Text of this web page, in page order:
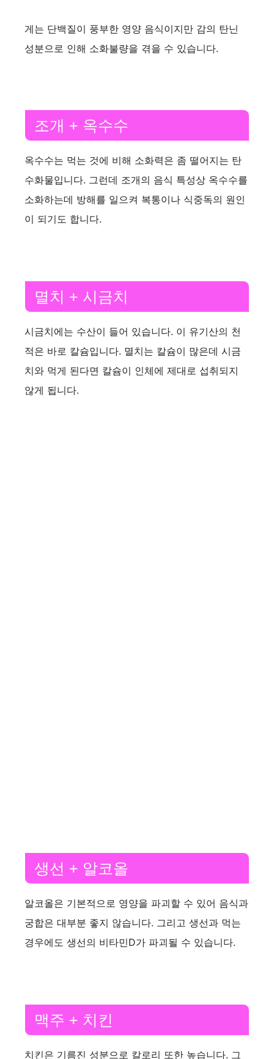
게는 단백질이 풍부한 영양 음식이지만 감의 탄닌
성분으로 인해 소화불량을 겪을 수 있습니다.
조개 + 옥수수
옥수수는 먹는 것에 비해 소화력은 좀 떨어지는 탄
수화물입니다. 그런데 조개의 음식 특성상 옥수수를
소화하는데 방해를 일으켜 복통이나 식중독의 원인
이 되기도 합니다.
멸치 + 시금치
시금치에는 수산이 들어 있습니다. 이 유기산의 천
적은 바로 칼슘입니다. 멸치는 칼슘이 많은데 시금
치와 먹게 된다면 칼슘이 인체에 제대로 섭취되지
않게 됩니다.
생선 + 알코올
알코올은 기본적으로 영양을 파괴할 수 있어 음식과
궁합은 대부분 좋지 않습니다. 그리고 생선과 먹는
경우에도 생선의 비타민D가 파괴될 수 있습니다.
맥주 + 치킨
치킨은 기름진 성분으로 칼로리 또한 높습니다. 그